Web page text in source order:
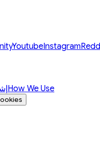
YoutubeInstagram
How We Use